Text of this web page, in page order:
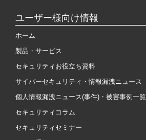
ユーザー様向け情報
ホーム
製品・サービス
セキュリティお役立ち資料
サイバーセキュリティ・情報漏洩ニュース
個人情報漏洩ニュース(事件)・被害事例一覧
セキュリティコラム
セキュリティセミナー